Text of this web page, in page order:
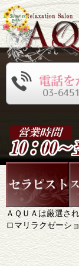
ＡＱＵＡは厳選さ
ロマリラクゼーシ